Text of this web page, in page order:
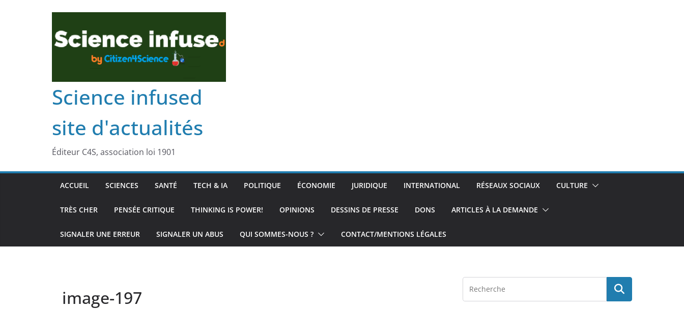
Science infused
site d'actualités
Éditeur C4S, association loi 1901
ACCUEIL SCIENCES SANTÉ TECH & IA POLITIQUE ÉCONOMIE JURIDIQUE INTERNATIONAL RÉSEAUX SOCIAUX CULTURE
TRÈS CHER PENSÉE CRITIQUE THINKING IS POWER! OPINIONS DESSINS DE PRESSE DONS ARTICLES À LA DEMANDE
SIGNALER UNE ERREUR SIGNALER UN ABUS QUI SOMMES-NOUS ? CONTACT/MENTIONS LÉGALES
image-197